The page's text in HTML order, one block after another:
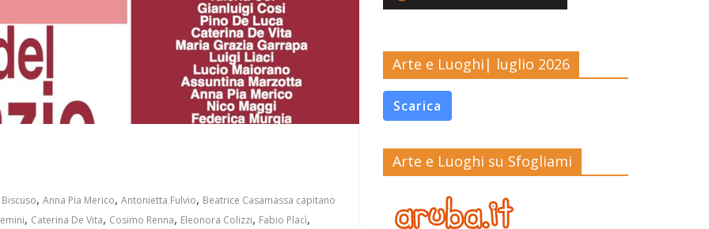
, Anna Pia Merico, Antonietta Fulvio, Beatrice Casamassa capitano
, Caterina De Vita, Cosimo Renna, Eleonora Colizzi, Fabio Placì,
Arte e Luoghi| luglio 2026
Scarica
Arte e Luoghi su Sfogliami